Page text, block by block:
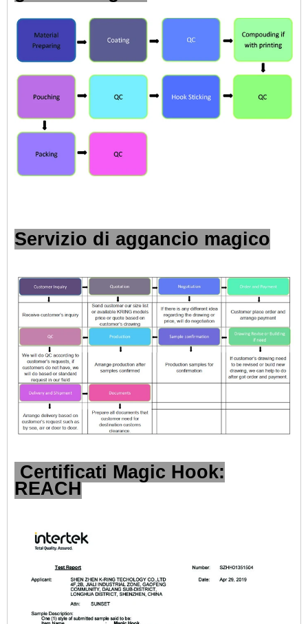
Servizio di aggancio magico
Certificati Magic Hook:
REACH